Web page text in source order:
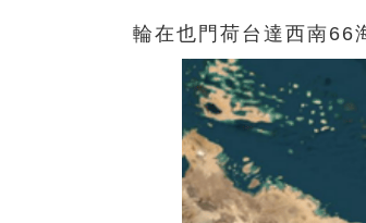
輪在也門荷台達西南66